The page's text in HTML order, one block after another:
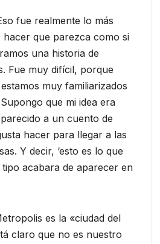
fue realmente lo más
que parezca como si
una historia de
Fue muy difícil, porque
muy familiarizados
que mi idea era
a un cuento de
hacer para llegar a las
Y decir, ‘esto es lo que
acabara de aparecer en
es la «ciudad del
claro que no es nuestro